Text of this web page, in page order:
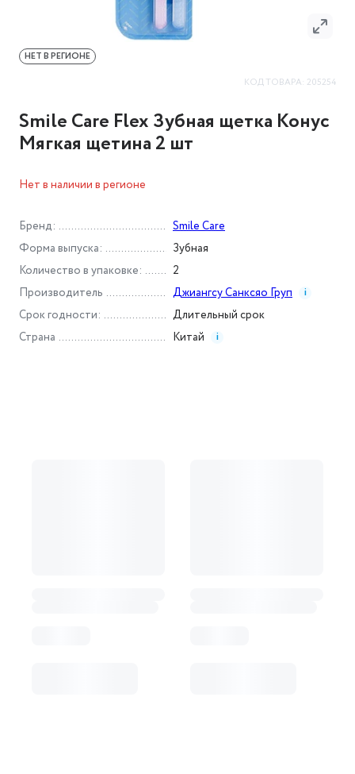
КОД ТОВАРА: 205254
Smile Care Flex Зубная щетка Конус
Мягкая щетина 2 шт
НЕТ В РЕГИОНЕ
Бренд :
Smile Care
Форма выпуска :
Зубная
Количество в упаковке :
2
Производитель
Джиангсу Санксяо Груп i
Срок годности :
Длительный срок
Страна
Китай i
Нет в наличии в регионе